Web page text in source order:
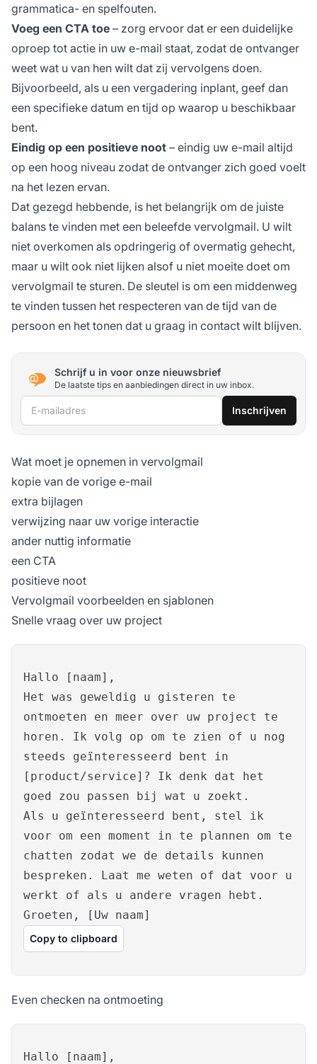
grammatica- en spelfouten.
Voeg een CTA toe – zorg ervoor dat er een duidelijke
oproep tot actie in uw e-mail staat, zodat de ontvanger
weet wat u van hen wilt dat zij vervolgens doen.
Bijvoorbeeld, als u een vergadering inplant, geef dan
een specifieke datum en tijd op waarop u beschikbaar
bent.
Eindig op een positieve noot – eindig uw e-mail altijd
op een hoog niveau zodat de ontvanger zich goed voelt
na het lezen ervan.
Dat gezegd hebbende, is het belangrijk om de juiste
balans te vinden met een beleefde vervolgmail. U wilt
niet overkomen als opdringerig of overmatig gehecht,
maar u wilt ook niet lijken alsof u niet moeite doet om
vervolgmail te sturen. De sleutel is om een middenweg
te vinden tussen het respecteren van de tijd van de
persoon en het tonen dat u graag in contact wilt blijven.
Schrijf u in voor onze nieuwsbrief
De laatste tips en aanbiedingen direct in uw inbox.
E-mailadres Inschrijven
Wat moet je opnemen in vervolgmail
kopie van de vorige e-mail
extra bijlagen
verwijzing naar uw vorige interactie
ander nuttig informatie
een CTA
positieve noot
Vervolgmail voorbeelden en sjablonen
Snelle vraag over uw project
Hallo [naam],
Het was geweldig u gisteren te
ontmoeten en meer over uw project te
horen. Ik volg op om te zien of u nog
steeds geïnteresseerd bent in
[product/service]? Ik denk dat het
goed zou passen bij wat u zoekt.
Als u geïnteresseerd bent, stel ik
voor om een moment in te plannen om te
chatten zodat we de details kunnen
bespreken. Laat me weten of dat voor u
werkt of als u andere vragen hebt.
Groeten, [Uw naam]
Copy to clipboard
Even checken na ontmoeting
Hallo [naam],